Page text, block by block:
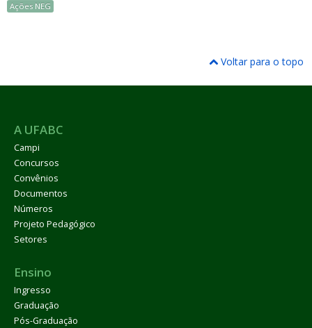
Ações NEG
Voltar para o topo
A UFABC
Campi
Concursos
Convênios
Documentos
Números
Projeto Pedagógico
Setores
Ensino
Ingresso
Graduação
Pós-Graduação